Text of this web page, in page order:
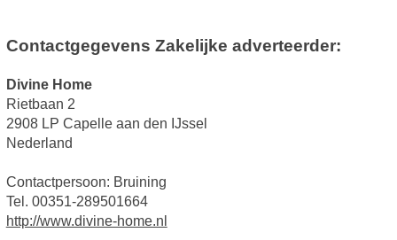
Contactgegevens Zakelijke adverteerder:
Divine Home
Rietbaan 2
2908 LP Capelle aan den IJssel
Nederland
Contactpersoon: Bruining
Tel. 00351-289501664
http://www.divine-home.nl